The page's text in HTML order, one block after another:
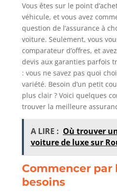
Vous êtes sur le point
véhicule, et vous avez
question de l’assurance à
voiture. Seulement, vous
comparateur d’offres, et
devis aux garanties parfois
: vous ne savez pas quoi
variété. Besoin d’un petit
plus clair ? Voici quelques
trouver la meilleure
A LIRE : Où trouver
voiture de luxe sur
Commencer par
besoins